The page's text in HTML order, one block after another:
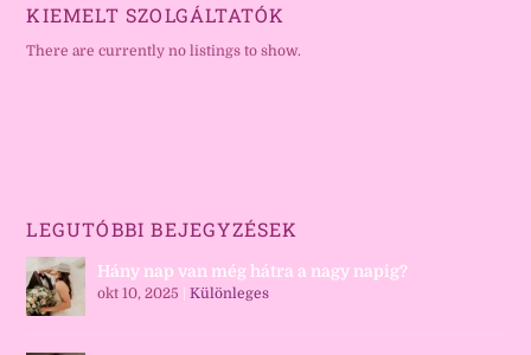
KIEMELT SZOLGÁLTATÓK
There are currently no listings to show.
LEGUTÓBBI BEJEGYZÉSEK
Hány nap van még hátra a nagy napig?
okt 10, 2025 |Különleges